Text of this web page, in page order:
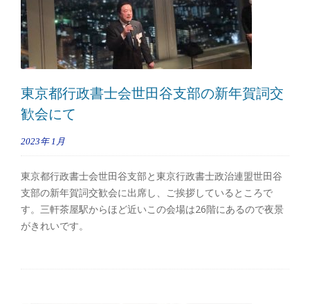
東京都行政書士会世田谷支部の新年賀詞交
歓会にて
2023年 1月
東京都行政書士会世田谷支部と東京行政書士政治連盟世田谷
支部の新年賀詞交歓会に出席し、ご挨拶しているところで
す。三軒茶屋駅からほど近いこの会場は26階にあるので夜景
がきれいです。